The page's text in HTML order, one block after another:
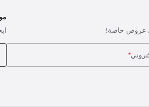
عروض خاصة!
*